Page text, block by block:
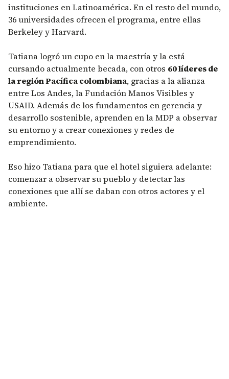
instituciones en Latinoamérica. En el resto del mundo,
36 universidades ofrecen el programa, entre ellas
Berkeley y Harvard.
Tatiana logró un cupo en la maestría y la está
cursando actualmente becada, con otros 60 líderes de
la región Pacífica colombiana, gracias a la alianza
entre Los Andes, la Fundación Manos Visibles y
USAID. Además de los fundamentos en gerencia y
desarrollo sostenible, aprenden en la MDP a observar
su entorno y a crear conexiones y redes de
emprendimiento.
Eso hizo Tatiana para que el hotel siguiera adelante:
comenzar a observar su pueblo y detectar las
conexiones que allí se daban con otros actores y el
ambiente.